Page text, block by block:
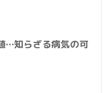
…知らざる病気の可